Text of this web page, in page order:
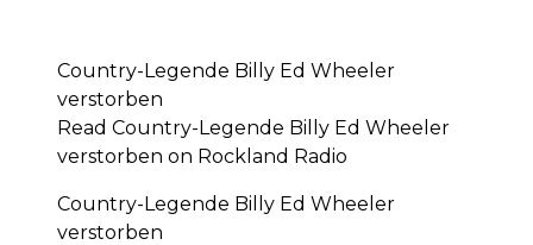
Country-Legende Billy Ed Wheeler
verstorben
Read Country-Legende Billy Ed Wheeler
verstorben on Rockland Radio
Country-Legende Billy Ed Wheeler
verstorben